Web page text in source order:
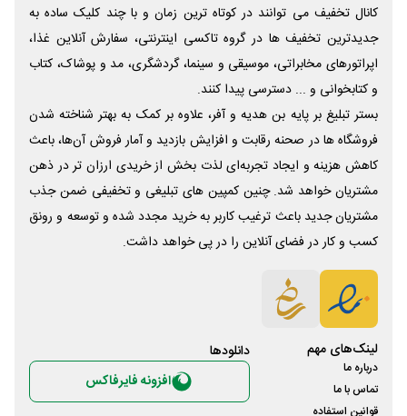
کانال تخفیف می توانند در کوتاه ترین زمان و با چند کلیک ساده به
جدیدترین تخفیف ها در گروه تاکسی اینترنتی، سفارش آنلاین غذا،
اپراتورهای مخابراتی، موسیقی و سینما، گردشگری، مد و پوشاک، کتاب
و کتابخوانی و ... دسترسی پیدا کنند.
بستر تبلیغ بر پایه بن هدیه و آفر، علاوه بر کمک به بهتر شناخته شدن
فروشگاه ها در صحنه رقابت و افزایش بازدید و آمار فروش آن‌ها، باعث
کاهش هزینه و ایجاد تجربه‌ای لذت بخش از خریدی ارزان تر در ذهن
مشتریان خواهد شد. چنین کمپین های تبلیغی و تخفیفی ضمن جذب
مشتریان جدید باعث ترغیب کاربر به خرید مجدد شده و توسعه و رونق
کسب و کار در فضای آنلاین را در پی خواهد داشت.
لینک‌های مهم
درباره ما
تماس با ما
قوانین استفاده
دانلود‌ها
افزونه فایرفاکس